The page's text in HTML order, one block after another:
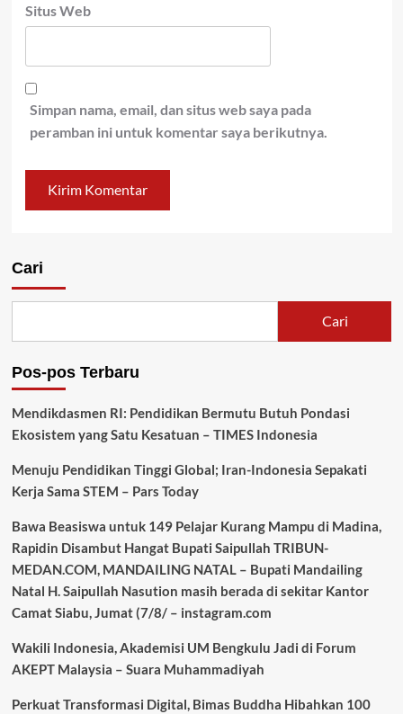
Situs Web
Simpan nama, email, dan situs web saya pada
peramban ini untuk komentar saya berikutnya.
Cari
Cari
Pos-pos Terbaru
Mendikdasmen RI: Pendidikan Bermutu Butuh Pondasi
Ekosistem yang Satu Kesatuan – TIMES Indonesia
Menuju Pendidikan Tinggi Global; Iran-Indonesia Sepakati
Kerja Sama STEM – Pars Today
Bawa Beasiswa untuk 149 Pelajar Kurang Mampu di Madina,
Rapidin Disambut Hangat Bupati Saipullah TRIBUN-
MEDAN.COM, MANDAILING NATAL – Bupati Mandailing
Natal H. Saipullah Nasution masih berada di sekitar Kantor
Camat Siabu, Jumat (7/8/ – instagram.com
Wakili Indonesia, Akademisi UM Bengkulu Jadi di Forum
AKEPT Malaysia – Suara Muhammadiyah
Perkuat Transformasi Digital, Bimas Buddha Hibahkan 100